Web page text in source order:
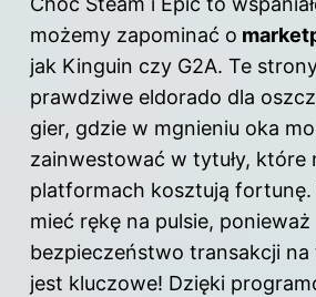
możemy zapominać o
jak Kinguin czy G2A. Te
prawdziwe eldorado dla
gier, gdzie w mgnieniu oka
zainwestować w tytuły, które
platformach kosztują fortunę.
mieć rękę na pulsie, ponieważ
bezpieczeństwo transakcji
jest kluczowe! Dzięki